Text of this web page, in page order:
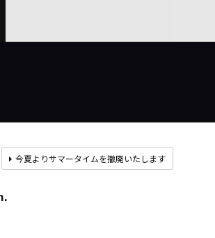
今夏よりサマータイムを撤廃いたします